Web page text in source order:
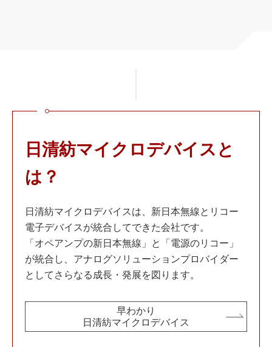
日清紡マイクロデバイスと
は？
日清紡マイクロデバイスは、新日本無線とリコー
電子デバイスが統合してできた会社です。
「オペアンプの新日本無線」と「電源のリコー」
が統合し、アナログソリューションプロバイダー
としてさらなる成⾧・発展を図ります。
早わかり
日清紡マイクロデバイス